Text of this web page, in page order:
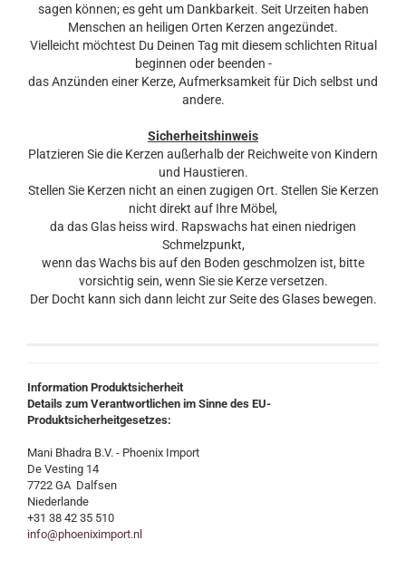
sagen können; es geht um Dankbarkeit. Seit Urzeiten haben
Menschen an heiligen Orten Kerzen angezündet.
Vielleicht möchtest Du Deinen Tag mit diesem schlichten Ritual
beginnen oder beenden -
das Anzünden einer Kerze, Aufmerksamkeit für Dich selbst und
andere.
Sicherheitshinweis
Platzieren Sie die Kerzen außerhalb der Reichweite von Kindern
und Haustieren.
Stellen Sie Kerzen nicht an einen zugigen Ort. Stellen Sie Kerzen
nicht direkt auf Ihre Möbel,
da das Glas heiss wird. Rapswachs hat einen niedrigen
Schmelzpunkt,
wenn das Wachs bis auf den Boden geschmolzen ist, bitte
vorsichtig sein, wenn Sie sie Kerze versetzen.
Der Docht kann sich dann leicht zur Seite des Glases bewegen.
Information Produktsicherheit
Details zum Verantwortlichen im Sinne des EU-
Produktsicherheitgesetzes:
Mani Bhadra B.V. - Phoenix Import
De Vesting 14
7722 GA Dalfsen
Niederlande
+31 38 42 35 510
info@phoeniximport.nl